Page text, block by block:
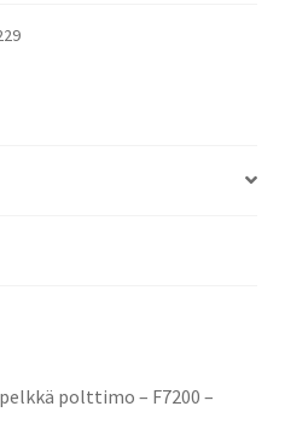
polttimo – F7200 –